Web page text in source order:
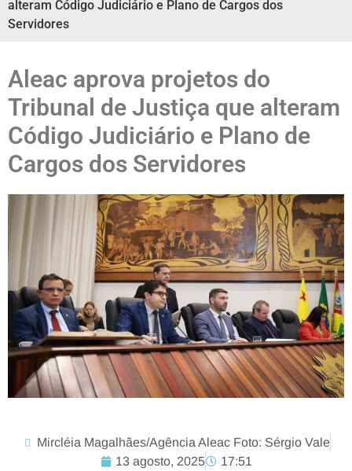
alteram Código Judiciário e Plano de Cargos dos
Servidores
Aleac aprova projetos do
Tribunal de Justiça que alteram
Código Judiciário e Plano de
Cargos dos Servidores
Mircléia Magalhães/Agência Aleac Foto: Sérgio Vale
13 agosto, 2025
17:51